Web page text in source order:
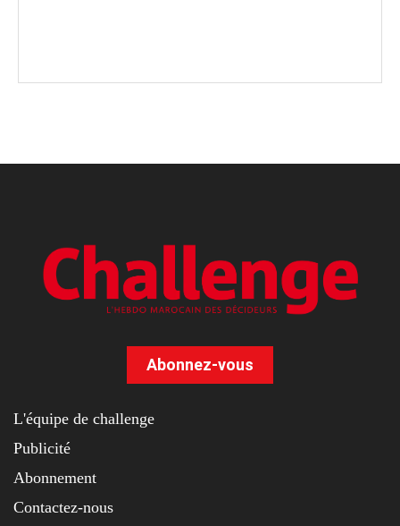
Abonnez-vous
L'équipe de challenge
Publicité
Abonnement
Contactez-nous